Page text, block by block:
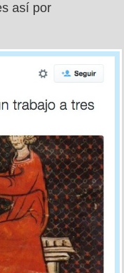
así por